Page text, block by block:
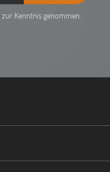
zur Kenntnis genommen.